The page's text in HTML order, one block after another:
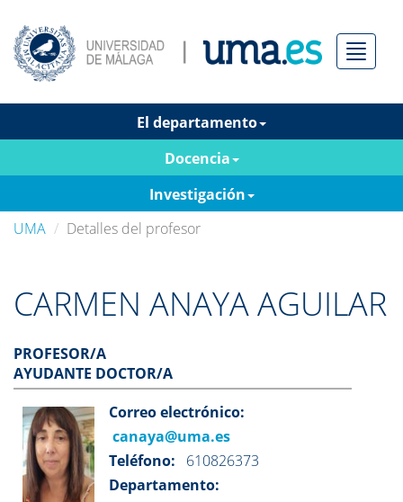
Menú
El departamento
Docencia
Investigación
UMA
Detalles del profesor
CARMEN ANAYA AGUILAR
PROFESOR/A
AYUDANTE DOCTOR/A
Correo electrónico:
canaya@uma.es
Teléfono: 610826373
Departamento: